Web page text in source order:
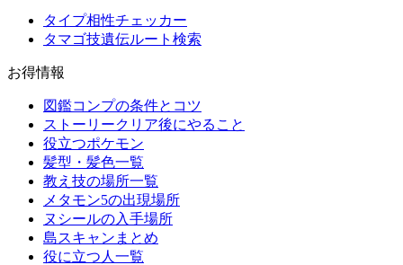
タイプ相性チェッカー
タマゴ技遺伝ルート検索
お得情報
図鑑コンプの条件とコツ
ストーリークリア後にやること
役立つポケモン
髪型・髪色一覧
教え技の場所一覧
メタモン5の出現場所
ヌシールの入手場所
島スキャンまとめ
役に立つ人一覧